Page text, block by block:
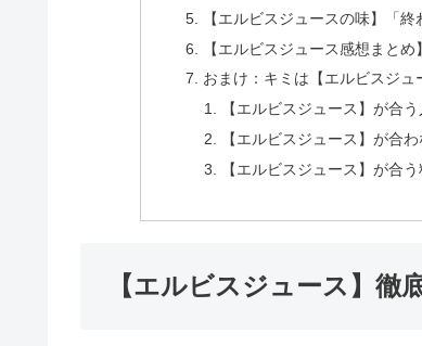
【エルビスジュースの味】「
【エルビスジュース感想まと
おまけ：キミは【エルビスジュ
【エルビスジュース】が合う
【エルビスジュース】が合わ
【エルビスジュース】が合
【エルビスジュース】徹